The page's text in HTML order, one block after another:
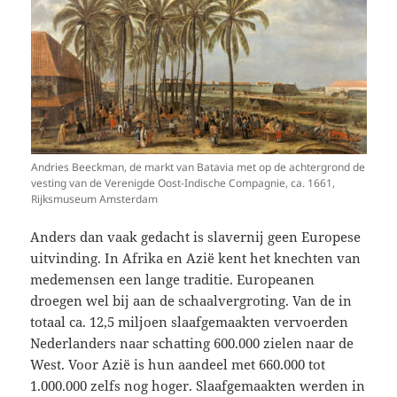
Andries Beeckman, de markt van Batavia met op de achtergrond de
vesting van de Verenigde Oost-Indische Compagnie, ca. 1661,
Rijksmuseum Amsterdam
Anders dan vaak gedacht is slavernij geen Europese
uitvinding. In Afrika en Azië kent het knechten van
medemensen een lange traditie. Europeanen
droegen wel bij aan de schaalvergroting. Van de in
totaal ca. 12,5 miljoen slaafgemaakten vervoerden
Nederlanders naar schatting 600.000 zielen naar de
West. Voor Azië is hun aandeel met 660.000 tot
1.000.000 zelfs nog hoger. Slaafgemaakten werden in